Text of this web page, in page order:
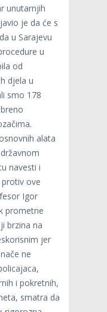
unutarnjih
je da će s
u Sarajevu
u
od
djela u
smo 178
alata
navesti i
ove
Igor
prometne
brzina na
jer
ne
i pokretnih,
smatra da